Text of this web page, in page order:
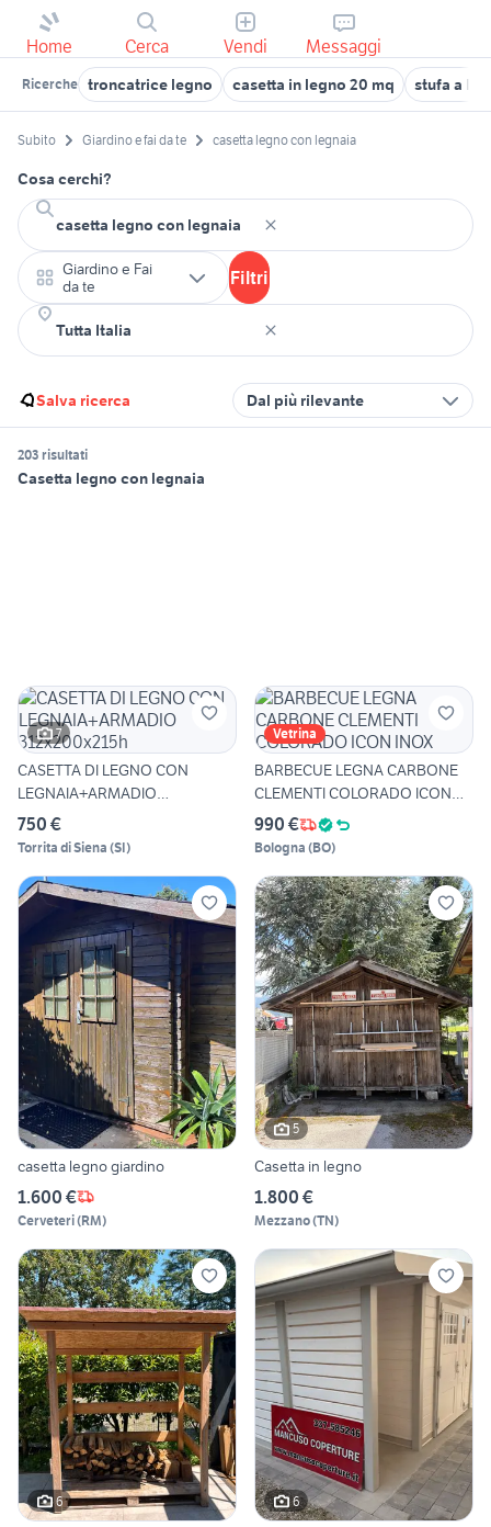
Home Cerca Vendi Messaggi
Ricerche troncatrice legno casetta in legno 20 mq stufa a
Subito Giardino e fai da te casetta legno con legnaia
Cosa cerchi?
Giardino e Fai
da te
Filtri
Salva ricerca Dal più rilevante
203 risultati
Casetta legno con legnaia
7
CASETTA DI LEGNO CON
LEGNAIA+ARMADIO
312x200x215h
750 €
Torrita di Siena (SI)
Vetrina
BARBECUE LEGNA CARBONE
CLEMENTI COLORADO ICON
INOX
990 €
Bologna (BO)
casetta legno giardino
1.600 €
Cerveteri(RM)
5
Casetta in legno
1.800 €
Mezzano(TN)
6 6